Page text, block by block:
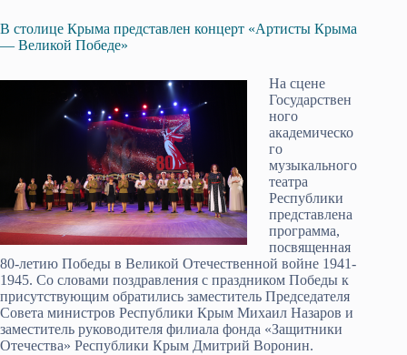
В столице Крыма представлен концерт «Артисты Крыма
— Великой Победе»
На сцене
Государствен
ного
академическо
го
музыкального
театра
Республики
представлена
программа,
посвященная
80-летию Победы в Великой Отечественной войне 1941-
1945. Со словами поздравления с праздником Победы к
присутствующим обратились заместитель Председателя
Совета министров Республики Крым Михаил Назаров и
заместитель руководителя филиала фонда «Защитники
Отечества» Республики Крым Дмитрий Воронин.